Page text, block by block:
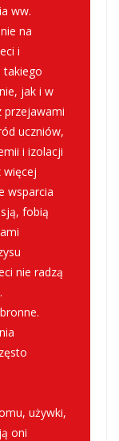
ww.
na
i
takiego
jak i w
przejawami
uczniów,
i izolacji
więcej
wsparcia
fobią
nie radzą
używki,
oni